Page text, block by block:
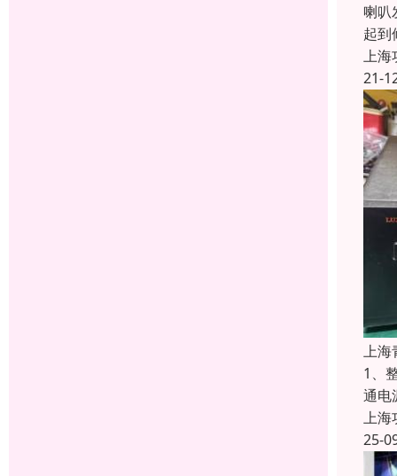
喇叭
起到
上海
21-
上海
1、
通电
上海
25-